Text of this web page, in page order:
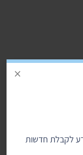
לקבלת חדשות
×